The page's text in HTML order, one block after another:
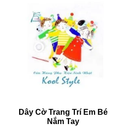
Dây Cờ Trang Trí Em Bé
Nắm Tay